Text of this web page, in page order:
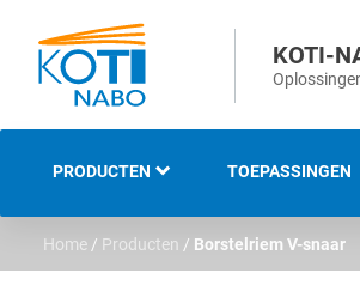
KOTI-
PRODUCTEN TOEPASSINGEN
Home / Producten / Borstelriem V-snaar